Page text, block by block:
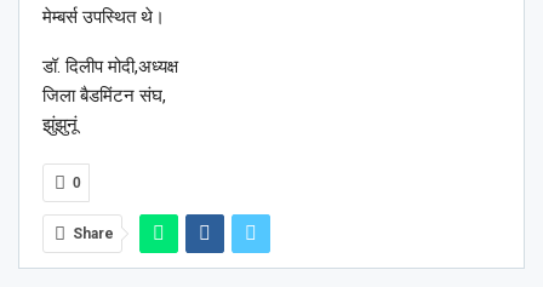
मेम्बर्स उपस्थित थे।
डॉ. दिलीप मोदी,अध्यक्ष
जिला बैडमिंटन संघ,
झुंझुनूं
0
Share